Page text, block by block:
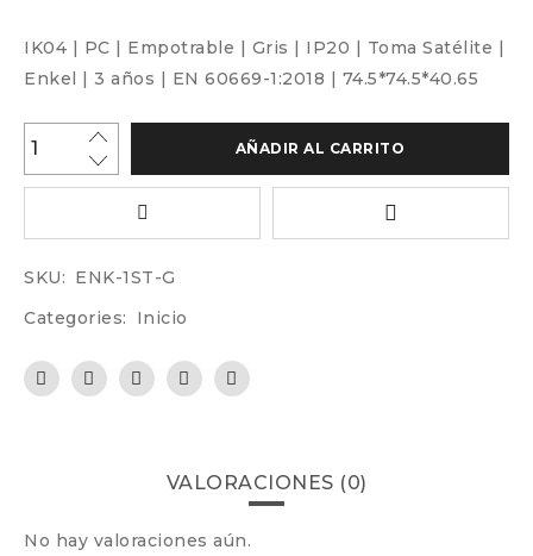
IK04 | PC | Empotrable | Gris | IP20 | Toma Satélite |
Enkel | 3 años | EN 60669-1:2018 | 74.5*74.5*40.65
AÑADIR AL CARRITO
SKU: ENK-1ST-G
Categories:
Inicio
VALORACIONES (0)
No hay valoraciones aún.